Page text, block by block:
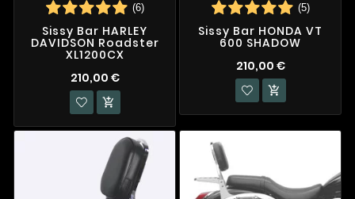
(6)
Sissy Bar HARLEY
DAVIDSON Roadster
XL1200CX
210,00 €

(5)
Sissy Bar HONDA VT
600 SHADOW
210,00 €
